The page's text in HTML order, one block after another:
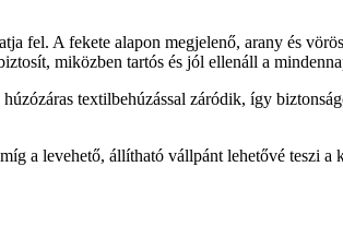
fel. A fekete alapon megjelenő, arany és
miközben tartós és jól ellenáll a
textilbehúzással záródik, így
a levehető, állítható vállpánt lehetővé teszi